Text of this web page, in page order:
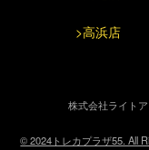
>高浜店
株式会社ライト
© 2024トレカプラザ55. All